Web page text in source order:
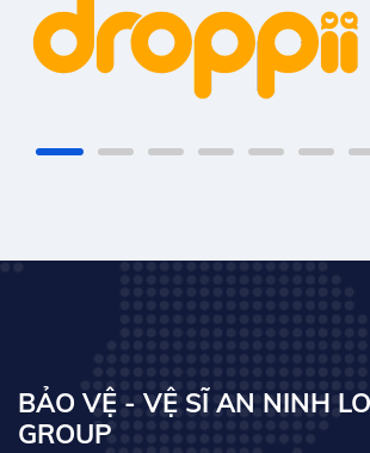
BẢO VỆ - VỆ SĨ AN NINH
GROUP